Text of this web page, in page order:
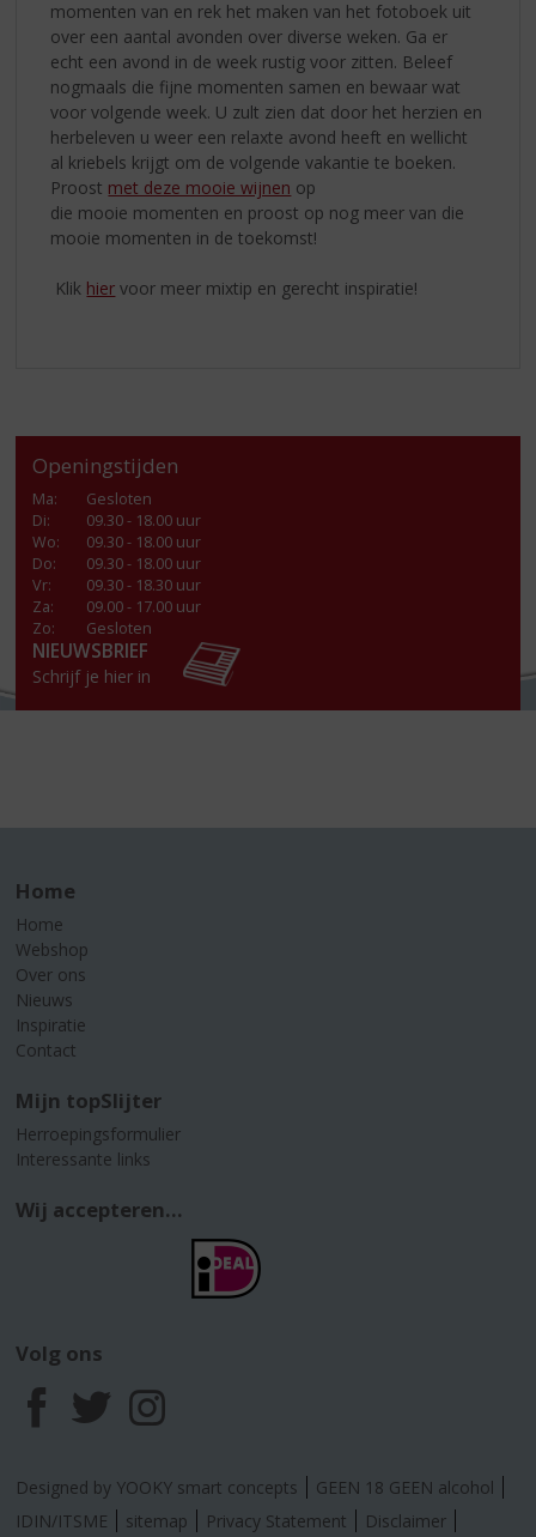
momenten van en rek het maken van het fotoboek uit
over een aantal avonden over diverse weken. Ga er
echt een avond in de week rustig voor zitten. Beleef
nogmaals die fijne momenten samen en bewaar wat
voor volgende week. U zult zien dat door het herzien en
herbeleven u weer een relaxte avond heeft en wellicht
al kriebels krijgt om de volgende vakantie te boeken.
Proost met deze mooie wijnen op
die mooie momenten en proost op nog meer van die
mooie momenten in de toekomst!
Klik hier voor meer mixtip en gerecht inspiratie!
Openingstijden
Ma:
Gesloten
Di:
09.30 - 18.00 uur
Wo:
09.30 - 18.00 uur
Do:
09.30 - 18.00 uur
Vr:
09.30 - 18.30 uur
Za:
09.00 - 17.00 uur
Zo:
Gesloten
NIEUWSBRIEF
Schrijf je hier in
Home
Home
Webshop
Over ons
Nieuws
Inspiratie
Contact
Mijn topSlijter
Herroepingsformulier
Interessante links
Wij accepteren...
Volg ons
F
a
T
w
I
n
Designed by YOOKY smart concepts
GEEN 18 GEEN alcohol
IDIN/ITSME
sitemap Privacy Statement Disclaimer